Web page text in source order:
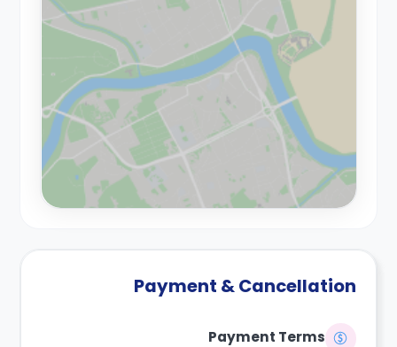
Payment & Cancellation
Payment Terms